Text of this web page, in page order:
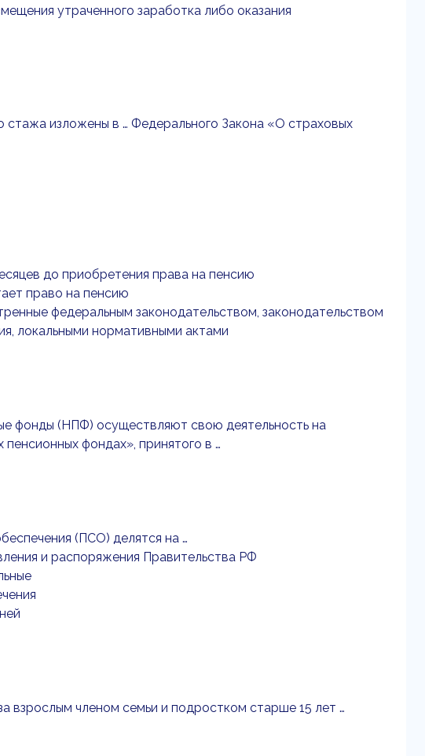
утраченного заработка либо оказания
изложены в … Федерального Закона «О страховых
до приобретения права на пенсию
право на пенсию
федеральным законодательством, законодательством
локальными нормативными актами
фонды (НПФ) осуществляют свою деятельность на
фондах», принятого в …
(ПСО) делятся на …
и распоряжения Правительства РФ
взрослым членом семьи и подростком старше 15 лет …